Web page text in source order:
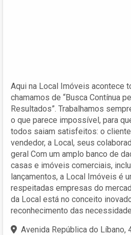
Aqui na Local Imóveis acontece
chamamos de “Busca Contínua
Resultados”. Trabalhamos
o que parece impossível, para
todos saiam satisfeitos: o
vendedor, a Local, seus
geral Com um amplo banco de
casas e imóveis comerciais,
lançamentos, a Local Imóveis é
respeitadas empresas do
da Local está no conceito
reconhecimento das
Avenida República do Líbano,